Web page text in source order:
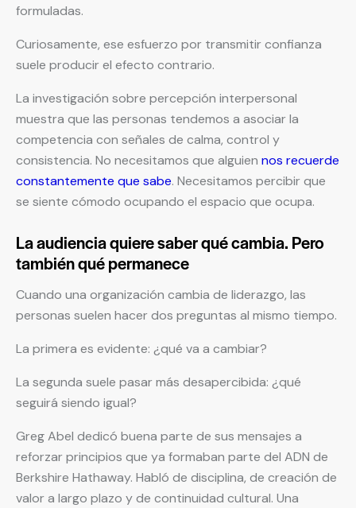
formuladas.
Curiosamente, ese esfuerzo por transmitir confianza
suele producir el efecto contrario.
La investigación sobre percepción interpersonal
muestra que las personas tendemos a asociar la
competencia con señales de calma, control y
consistencia. No necesitamos que alguien nos recuerde
constantemente que sabe. Necesitamos percibir que
se siente cómodo ocupando el espacio que ocupa.
La audiencia quiere saber qué cambia. Pero
también qué permanece
Cuando una organización cambia de liderazgo, las
personas suelen hacer dos preguntas al mismo tiempo.
La primera es evidente: ¿qué va a cambiar?
La segunda suele pasar más desapercibida: ¿qué
seguirá siendo igual?
Greg Abel dedicó buena parte de sus mensajes a
reforzar principios que ya formaban parte del ADN de
Berkshire Hathaway. Habló de disciplina, de creación de
valor a largo plazo y de continuidad cultural. Una